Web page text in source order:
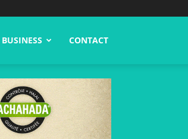
BUSINESS CONTACT